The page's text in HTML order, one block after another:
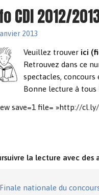
CDI 2012/
2013
Veuillez trouver ici
Retrouvez dans ce
spectacles,
Bonne lecture à tous
save=1 file= »http://
la lecture avec des
Finale nationale du